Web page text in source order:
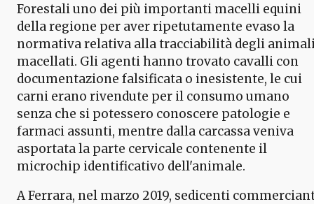
Forestali uno dei più importanti macelli equini
della regione per aver ripetutamente evaso la
normativa relativa alla tracciabilità degli
macellati. Gli agenti hanno trovato cavalli con
documentazione falsificata o inesistente, le cui
carni erano rivendute per il consumo umano
senza che si potessero conoscere patologie e
farmaci assunti, mentre dalla carcassa veniva
asportata la parte cervicale contenente il
microchip identificativo dell'animale.
A Ferrara, nel marzo 2019, sedicenti